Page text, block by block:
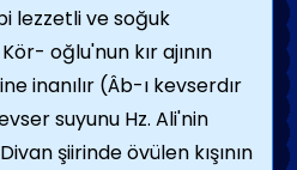
lezzetli ve soğuk
oğlu'nun kır ajının
inanılır (Âb-ı kevserdır
suyunu Hz. Ali'nin
şiirinde övülen kışının